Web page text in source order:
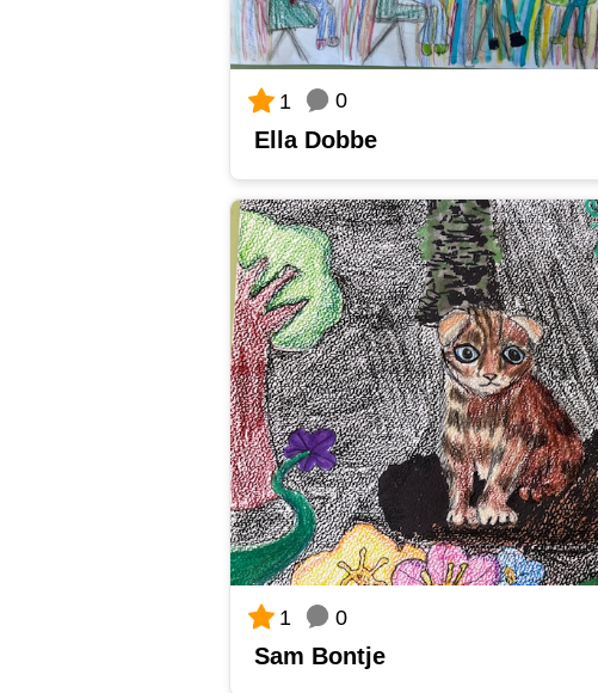
1 0
Ella Dobbe
1 0
Sam Bontje